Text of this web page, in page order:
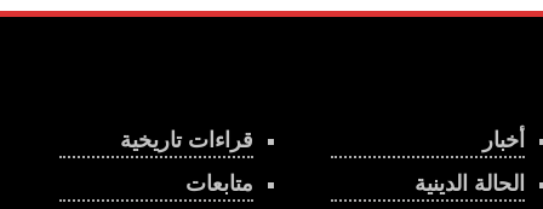
قراءات تاريخية
متابعات
أخبار
الحالة الدينية